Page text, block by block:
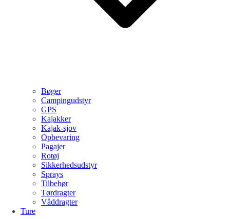
Bøger
Campingudstyr
GPS
Kajakker
Kajak-sjov
Opbevaring
Pagajer
Rotøj
Sikkerhedsudstyr
Sprays
Tilbehør
Tørdragter
Våddragter
Ture